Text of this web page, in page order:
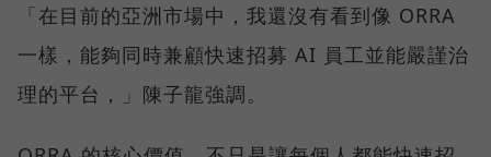
「在目前的亞洲市場中，我還沒有看到像 ORRA
一樣，能夠同時兼顧快速招募 AI 員工並能嚴謹治
理的平台，」陳子龍強調。